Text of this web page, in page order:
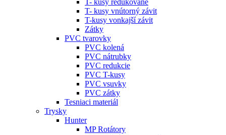
T- kusy redukované
T- kusy vnútorný závit
T-kusy vonkajší závit
Zátky
PVC tvarovky
PVC kolená
PVC nátrubky
PVC redukcie
PVC T-kusy
PVC vsuvky
PVC zátky
Tesniaci materiál
Trysky
Hunter
MP Rotátory